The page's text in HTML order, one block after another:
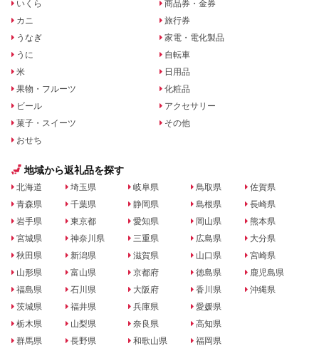
いくら
カニ
うなぎ
うに
米
果物・フルーツ
ビール
菓子・スイーツ
おせち
商品券・金券
旅行券
家電・電化製品
自転車
日用品
化粧品
アクセサリー
その他
地域から返礼品を探す
北海道
青森県
岩手県
宮城県
秋田県
山形県
福島県
茨城県
栃木県
群馬県
埼玉県
千葉県
東京都
神奈川県
新潟県
富山県
石川県
福井県
山梨県
長野県
岐阜県
静岡県
愛知県
三重県
滋賀県
京都府
大阪府
兵庫県
奈良県
和歌山県
鳥取県
島根県
岡山県
広島県
山口県
徳島県
香川県
愛媛県
高知県
福岡県
佐賀県
長崎県
熊本県
大分県
宮崎県
鹿児島県
沖縄県